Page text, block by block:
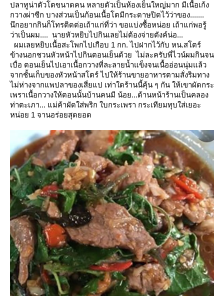
ปลาทูน่าตัวโตขนาดคน หลายตัวเป็นห้องเย็นใหญ่มาก มีเนื้อเก้ง
กวางผ่าซีก บางส่วนเป็นก้อนเนื้อโตมีกระดาษปิดไว้ว่าของ.......
นึกอยากกินก็โทรติดต่อเถ้าแก่ที่ว่า ขอแบ่งซื้อหน่อ เถ้าแก่พอรู้
ว่าเป็นผม.... นายหัวหยิบไปกินเลยไม่ต้องจ่ายตังค์น่อ...
ผมเลยหยิบเนื้อสะโพกไปเกือบ 1 กก. ไปฝากไว้กับ หน.สโตร์
ข้างนอกชวนหัวหน้าไปกินตอนเย็นด้วย ไม่ละครับพี่ไวน์ผมกินจน
เบื่อ ตอนเย็นไปเอาเนื้อกวางที่ละลายน้ำแข็งจนเนื้ออ่อนนุ่มแล้ว
จากชั้นเก็บของหัวหน้าสโตร์ ไปให้ร้านขายอาหารตามสั่งริมทาง
ไม่ห่างจากแพปลาของเสี่ยแป เท่าใดร้านนี้คุ้น ๆ กัน ให้เขาผัดกระ
เพราเนื้อกวางให้ตอนนั้นบ้านคนมี น้อย...ด้านหน้าร้านเป็นคลอง
ท่าตะเภา... แม่ค้าผัดใส่พริก ใบกระเพรา กระเทียมทุบใส่เยอะ
หน่อย 1 จานอร่อยสุดยอด